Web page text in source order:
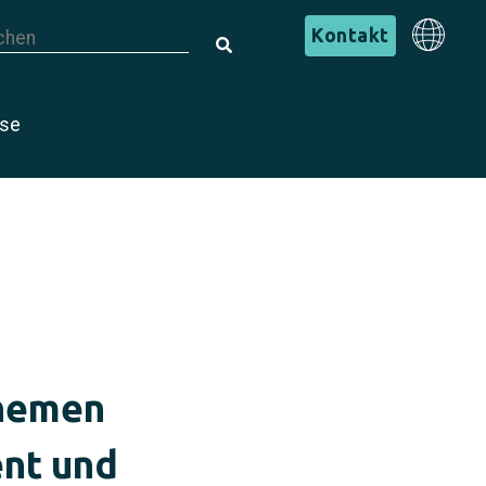
Kontakt
Deutsch
und